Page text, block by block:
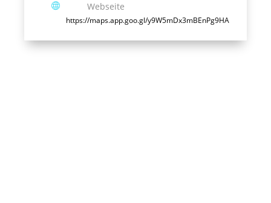
Webseite
https://maps.app.goo.gl/y9W5mDx3mBEnPg9HA